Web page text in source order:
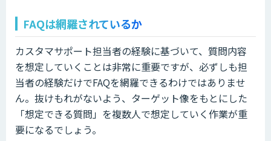
FAQは網羅されているか
カスタマサポート担当者の経験に基づいて、質問内容
を想定していくことは非常に重要ですが、必ずしも担
当者の経験だけでFAQを網羅できるわけではありませ
ん。抜けもれがないよう、ターゲット像をもとにした
「想定できる質問」を複数人で想定していく作業が重
要になるでしょう。